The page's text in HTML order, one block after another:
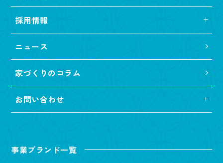
採用情報
ニュース
家づくりのコラム
お問い合わせ
事業ブランド一覧